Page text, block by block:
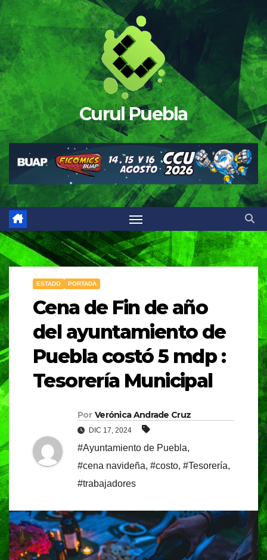
Saltar
al
contenido
Curul Puebla
ESTADO PORTADA
Cena de Fin de año
del ayuntamiento de
Puebla costó 5 mdp :
Tesorería Municipal
Por Verónica Andrade Cruz
DIC 17, 2024
#Ayuntamiento de Puebla,
#cena navideña, #costo, #Tesorería,
#trabajadores